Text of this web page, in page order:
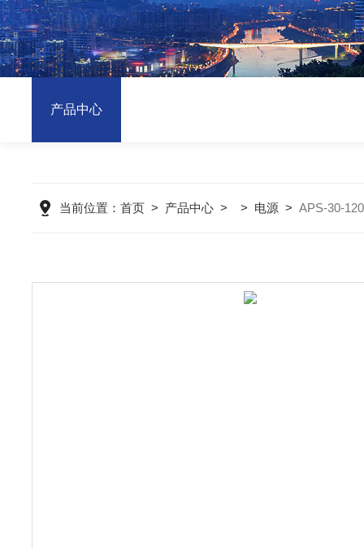
产品中心
当前位置： 首页 > 产品中心 > > 电源 > APS-30-